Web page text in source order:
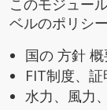
このモジュー
ベルのポリシ
国の 方針
FIT制度、
水力、風力